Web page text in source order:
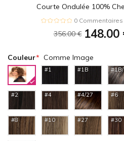
Courte Ondulée 100%
0 Commentaires
356.00 € 148.00
Couleur Comme Image
#1 #1B
#2 #4 #4/27 #6
#8 #10 #27 #30